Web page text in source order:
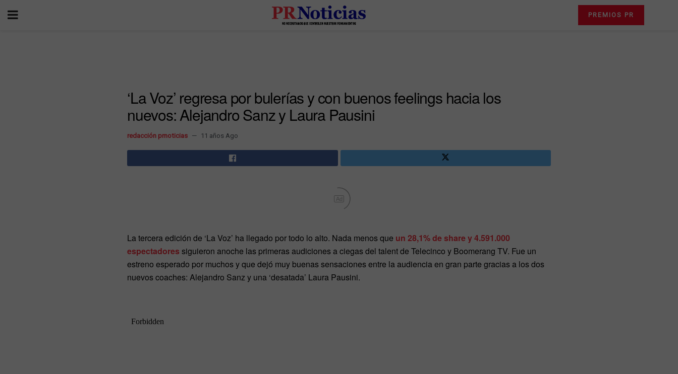
PREMIOS PR
‘La Voz’ regresa por bulerías y con buenos feelings hacia los
nuevos: Alejandro Sanz y Laura Pausini
redacción prnoticias 11 años Ago
Ad
La tercera edición de ‘La Voz’ ha llegado por todo lo alto. Nada menos que un 28,1% de share y 4.591.000
espectadores siguieron anoche las primeras audiciones a ciegas del talent de Telecinco y Boomerang TV. Fue un
estreno esperado por muchos y que dejó muy buenas sensaciones entre la audiencia en gran parte gracias a los dos
nuevos coaches: Alejandro Sanz y una ‘desatada’ Laura Pausini.